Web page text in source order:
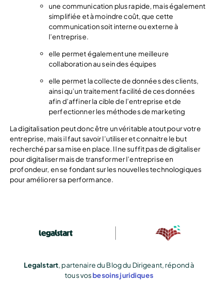
une communication plus rapide, mais également
simplifiée et à moindre coût, que cette
communication soit interne ou externe à
l’entreprise.
elle permet également une meilleure
collaboration au sein des équipes
elle permet la collecte de données des clients,
ainsi qu’un traitement facilité de ces données
afin d’affiner la cible de l’entreprise et de
perfectionner les méthodes de marketing
La digitalisation peut donc être un véritable atout pour votre
entreprise, mais il faut savoir l’utiliser et connaitre le but
recherché par sa mise en place. Il ne suffit pas de digitaliser
pour digitaliser mais de transformer l’entreprise en
profondeur, en se fondant sur les nouvelles technologiques
pour améliorer sa performance.
Legalstart, partenaire du Blog du Dirigeant, répond à
tous vosbesoins juridiques